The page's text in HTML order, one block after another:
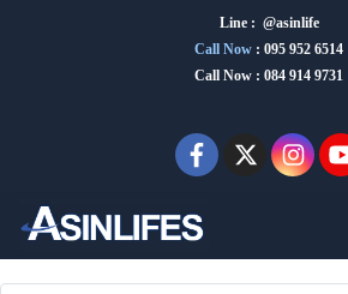
Line : @asinlife
Call Now : 095 952 6514
Call Now : 084 914 9731